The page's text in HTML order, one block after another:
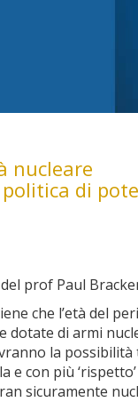
nucleare
di
prof Paul
che l’età del
dotate di armi
la
e con più
sicuramente